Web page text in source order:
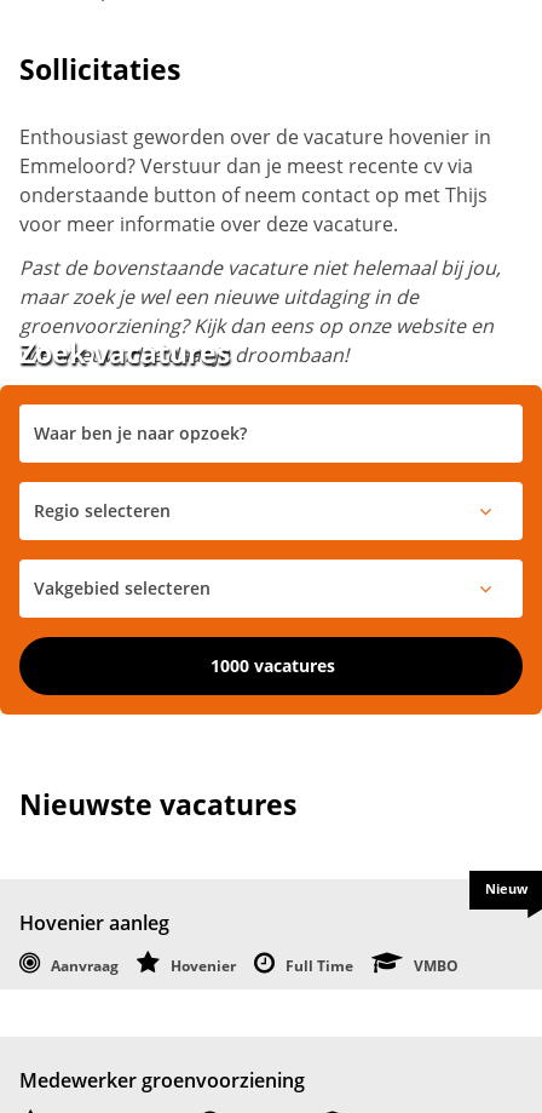
Sollicitaties
Enthousiast geworden over de vacature hovenier in
Emmeloord? Verstuur dan je meest recente cv via
onderstaande button of neem contact op met Thijs
voor meer informatie over deze vacature.
Past de bovenstaande vacature niet helemaal bij jou,
maar zoek je wel een nieuwe uitdaging in de
groenvoorziening? Kijk dan eens op onze website en
wie weet vind je daar je droombaan!
Zoek vacatures
1000 vacatures
Nieuwste vacatures
Hovenier aanleg
Aanvraag Hovenier Full Time VMBO
Nieuw
Medewerker groenvoorziening